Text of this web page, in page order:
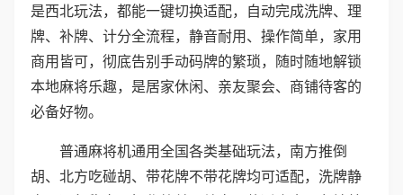
是西北玩法，都能一键切换适配，自动完成洗牌、理
牌、补牌、计分全流程，静音耐用、操作简单，家用
商用皆可，彻底告别手动码牌的繁琐，随时随地解锁
本地麻将乐趣，是居家休闲、亲友聚会、商铺待客的
必备好物。
普通麻将机通用全国各类基础玩法，南方推倒
胡、北方吃碰胡、带花牌不带花牌均可适配，洗牌静